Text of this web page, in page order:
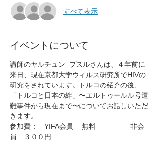
すべて表示
イベントについて
講師のヤルチュン  プスルさんは、４年前に
来日、現在京都大学ウィルス研究所でHIVの
研究をされています。トルコの紹介の後、
「トルコと日本の絆」〜エルトゥールル号遭
難事件から現在まで〜についてお話しいただ
きます。
参加費：　YIFA会員　 無料　　　　　非会
員　３００円